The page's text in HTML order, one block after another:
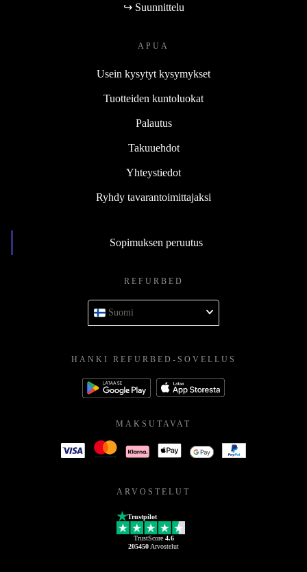
↪ Suunnittelu
APUA
Usein kysytyt kysymykset
Tuotteiden kuntoluokat
Palautus
Takuuehdot
Yhteystiedot
Ryhdy tavarantoimittajaksi
Sopimuksen peruutus
REFURBED
Suomi
HANKI REFURBED-SOVELLUS
MAKSUTAVAT
ARVOSTELUT
Trustpilot
TrustScore 4.6
205450 Arvostelut